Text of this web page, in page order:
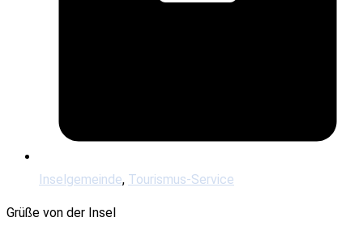
Inselgemeinde, Tourismus-Service
Grüße von der Insel